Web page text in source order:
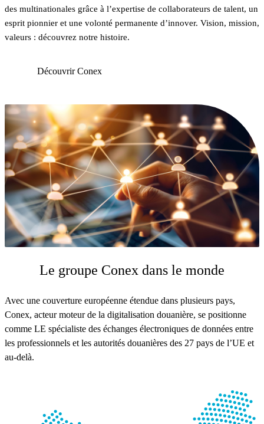
des multinationales grâce à l’expertise de collaborateurs de talent, un
esprit pionnier et une volonté permanente d’innover. Vision, mission,
valeurs : découvrez notre histoire.
Découvrir Conex
Le groupe Conex dans le monde
Avec une couverture européenne étendue dans plusieurs pays,
Conex, acteur moteur de la digitalisation douanière, se positionne
comme LE spécialiste des échanges électroniques de données entre
les professionnels et les autorités douanières des 27 pays de l’UE et
au-delà.